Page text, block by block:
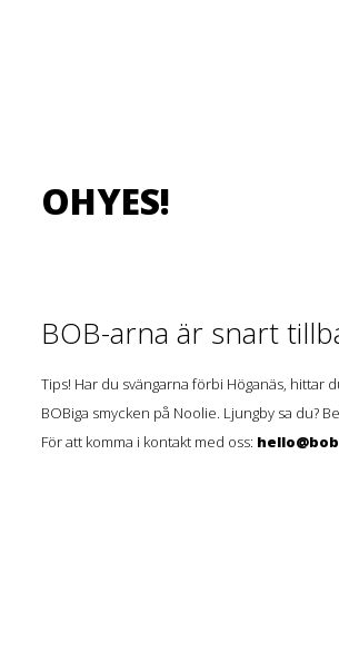
OHYES!
BOB-arna är snart
Tips! Har du svängarna förbi Höganäs, hittar
BOBiga smycken på Noolie. Ljungby sa du?
För att komma i kontakt med oss: